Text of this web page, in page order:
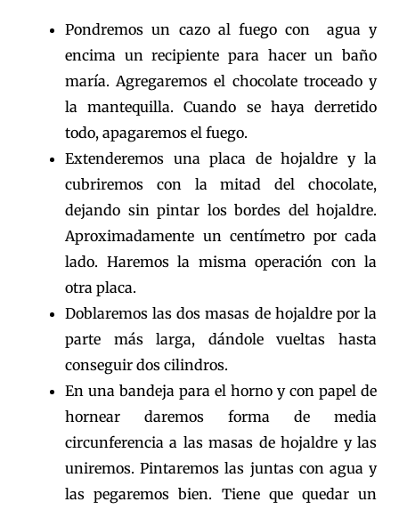
Pondremos un cazo al fuego con agua y
encima un recipiente para hacer un baño
maría. Agregaremos el chocolate troceado y
la mantequilla. Cuando se haya derretido
todo, apagaremos el fuego.
Extenderemos una placa de hojaldre y la
cubriremos con la mitad del chocolate,
dejando sin pintar los bordes del hojaldre.
Aproximadamente un centímetro por cada
lado. Haremos la misma operación con la
otra placa.
Doblaremos las dos masas de hojaldre por la
parte más larga, dándole vueltas hasta
conseguir dos cilindros.
En una bandeja para el horno y con papel de
hornear daremos forma de media
circunferencia a las masas de hojaldre y las
uniremos. Pintaremos las juntas con agua y
las pegaremos bien. Tiene que quedar un